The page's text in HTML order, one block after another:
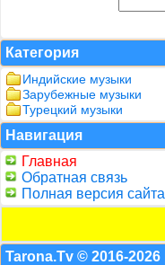
Категория
Индийские музыки
Зарубежные музыки
Турецкий музыки
Навигация
Главная
Обратная связь
Полная версия сайта
Tarona.Tv © 2016-2026 |